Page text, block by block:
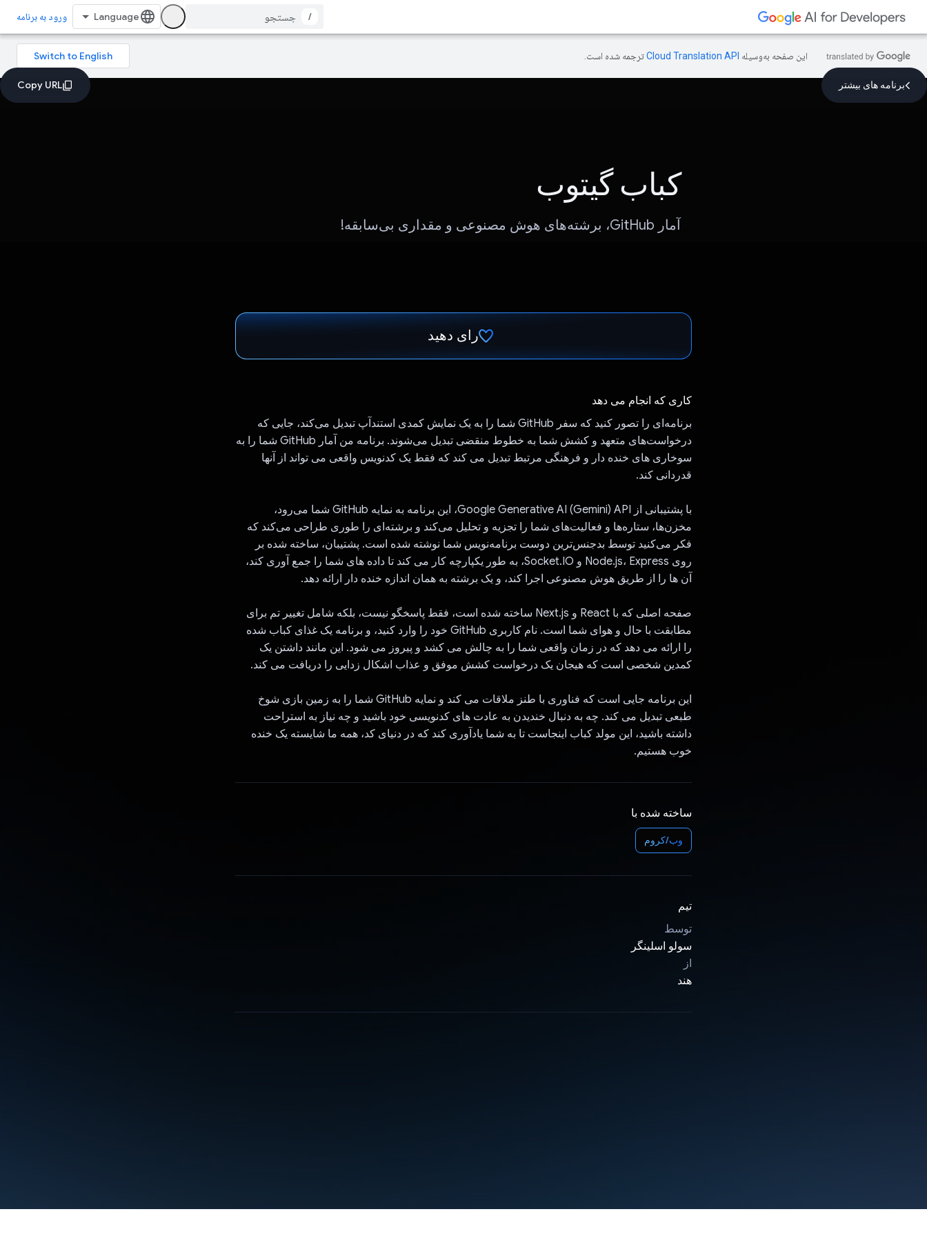
/ ورود به برنامه
این صفحه به‌وسیله ترجمه شده است.
برنامه های بیشتر
کباب گیتوب
آمار GitHub، برشته‌های هوش مصنوعی و مقداری بی‌سابقه!
رای دهید
کاری که انجام می دهد
برنامه‌ای را تصور کنید که سفر GitHub شما را به یک نمایش کمدی استندآپ تبدیل می‌کند، جایی که
درخواست‌های متعهد و کشش شما به خطوط منقضی تبدیل می‌شوند. برنامه من آمار GitHub شما را به
سوخاری های خنده دار و فرهنگی مرتبط تبدیل می کند که فقط یک کدنویس واقعی می تواند از آنها
قدردانی کند.
با پشتیبانی از Google Generative AI (Gemini) API، این برنامه به نمایه GitHub شما می‌رود،
مخزن‌ها، ستاره‌ها و فعالیت‌های شما را تجزیه و تحلیل می‌کند و برشته‌ای را طوری طراحی می‌کند که
فکر می‌کنید توسط بدجنس‌ترین دوست برنامه‌نویس شما نوشته شده است. پشتیبان، ساخته شده بر
روی Node.js، Express و Socket.IO، به طور یکپارچه کار می کند تا داده های شما را جمع آوری کند،
آن ها را از طریق هوش مصنوعی اجرا کند، و یک برشته به همان اندازه خنده دار ارائه دهد.
صفحه اصلی که با React و Next.js ساخته شده است، فقط پاسخگو نیست، بلکه شامل تغییر تم برای
مطابقت با حال و هوای شما است. نام کاربری GitHub خود را وارد کنید، و برنامه یک غذای کباب شده
را ارائه می دهد که در زمان واقعی شما را به چالش می کشد و پیروز می شود. این مانند داشتن یک
کمدین شخصی است که هیجان یک درخواست کشش موفق و عذاب اشکال زدایی را دریافت می کند.
این برنامه جایی است که فناوری با طنز ملاقات می کند و نمایه GitHub شما را به زمین بازی شوخ
طبعی تبدیل می کند. چه به دنبال خندیدن به عادت های کدنویسی خود باشید و چه نیاز به استراحت
داشته باشید، این مولد کباب اینجاست تا به شما یادآوری کند که در دنیای کد، همه ما شایسته یک خنده
خوب هستیم.
ساخته شده با
وب/کروم
تیم
توسط
سولو اسلینگر
از
هند